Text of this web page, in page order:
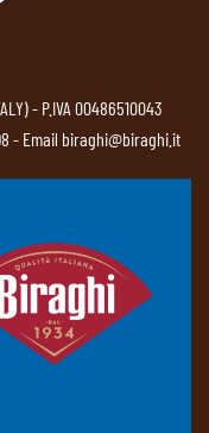
- P.IVA 00486510043
- Email biraghi@biraghi.it